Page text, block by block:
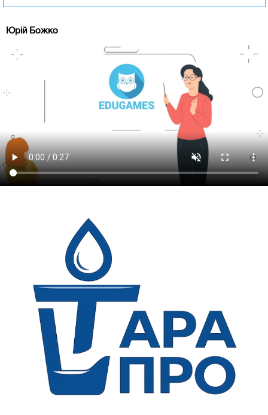
Юрій Божко